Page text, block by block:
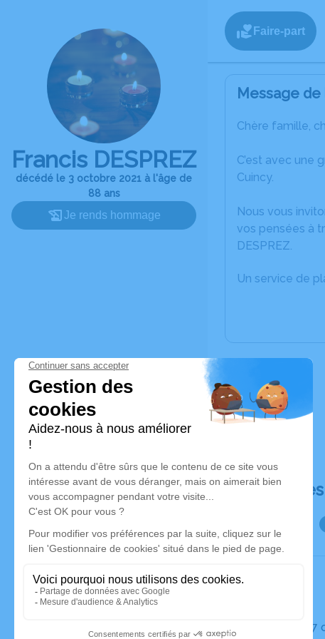
Francis DESPREZ
décédé le 3 octobre 2021 à l'âge de
88 ans
Je rends hommage
Faire-part
Message
Chère famille,
C’est avec une
Cuincy.
Nous vous
vos pensées à
DESPREZ.
Un service de
Déroulé
Le jeudi